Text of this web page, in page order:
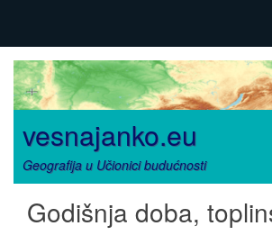
vesnajanko.eu
Geografija u Učionici budućnosti
Godišnja doba,